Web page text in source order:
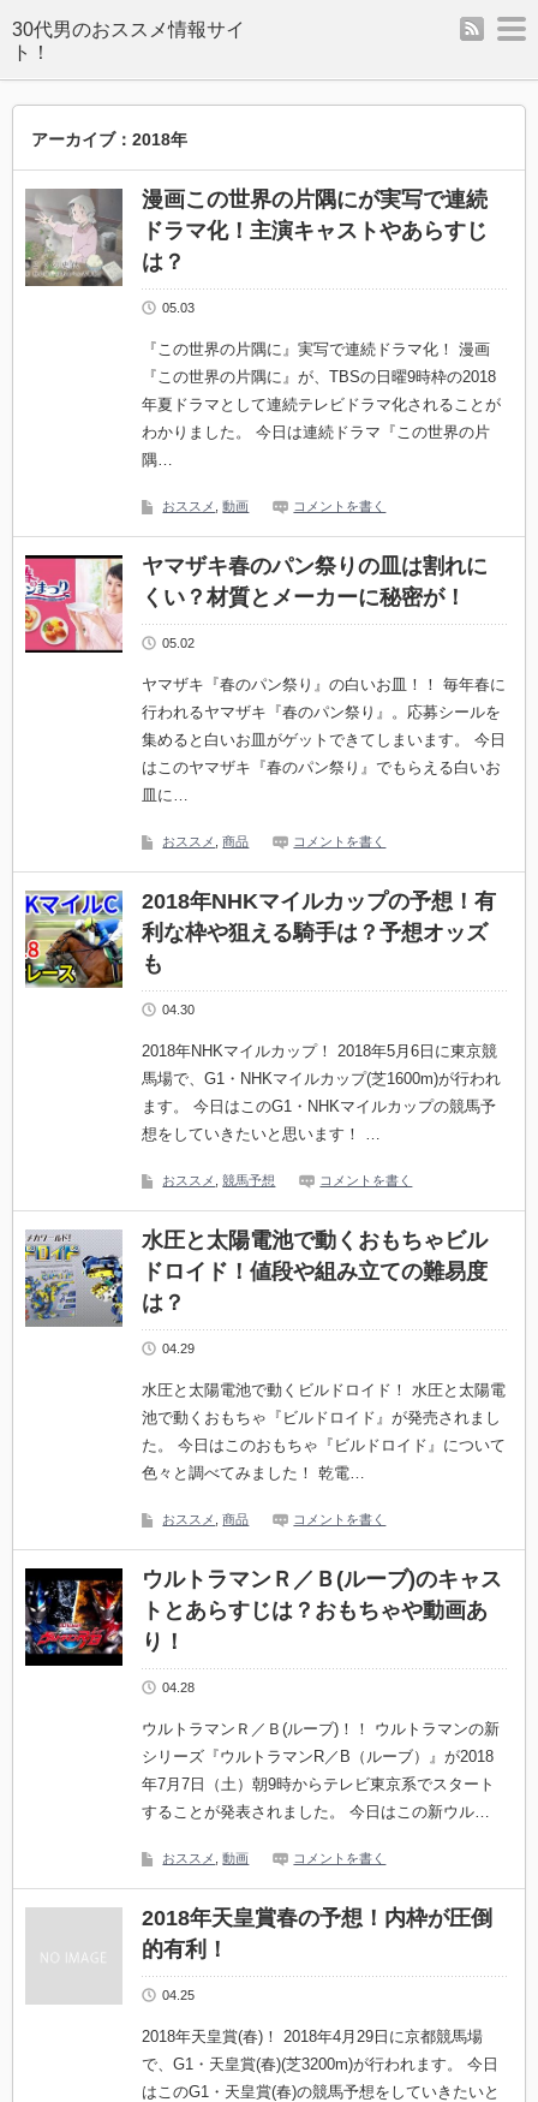
rss
アーカイブ：2018年
漫画この世界の片隅にが実写で連続
ドラマ化！主演キャストやあらすじ
は？
05.03
『この世界の片隅に』実写で連続ドラマ化！ 漫画
『この世界の片隅に』が、TBSの日曜9時枠の2018
年夏ドラマとして連続テレビドラマ化されることが
わかりました。 今日は連続ドラマ『この世界の片
隅…
おススメ ,動画 コメントを書く
ヤマザキ春のパン祭りの皿は割れに
くい？材質とメーカーに秘密が！
05.02
ヤマザキ『春のパン祭り』の白いお皿！！ 毎年春に
行われるヤマザキ『春のパン祭り』。応募シールを
集めると白いお皿がゲットできてしまいます。 今日
はこのヤマザキ『春のパン祭り』でもらえる白いお
皿に…
おススメ ,商品 コメントを書く
2018年NHKマイルカップの予想！有
利な枠や狙える騎手は？予想オッズ
も
04.30
2018年NHKマイルカップ！ 2018年5月6日に東京競
馬場で、G1・NHKマイルカップ(芝1600m)が行われ
ます。 今日はこのG1・NHKマイルカップの競馬予
想をしていきたいと思います！ …
おススメ ,競馬予想 コメントを書く
水圧と太陽電池で動くおもちゃビル
ドロイド！値段や組み立ての難易度
は？
04.29
水圧と太陽電池で動くビルドロイド！ 水圧と太陽電
池で動くおもちゃ『ビルドロイド』が発売されまし
た。 今日はこのおもちゃ『ビルドロイド』について
色々と調べてみました！ 乾電…
おススメ ,商品 コメントを書く
ウルトラマンＲ／Ｂ(ルーブ)のキャス
トとあらすじは？おもちゃや動画あ
り！
04.28
ウルトラマンＲ／Ｂ(ルーブ)！！ ウルトラマンの新
シリーズ『ウルトラマンR／B（ルーブ）』が2018
年7月7日（土）朝9時からテレビ東京系でスタート
することが発表されました。 今日はこの新ウル…
おススメ ,動画 コメントを書く
2018年天皇賞春の予想！内枠が圧倒
的有利！
04.25
2018年天皇賞(春)！ 2018年4月29日に京都競馬場
で、G1・天皇賞(春)(芝3200m)が行われます。 今日
はこのG1・天皇賞(春)の競馬予想をしていきたいと